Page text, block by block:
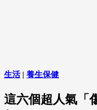
生活| 養生保健
這六個超人氣「